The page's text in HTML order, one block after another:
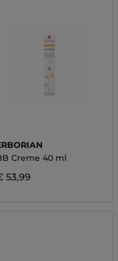
Creme 40 ml
53,99